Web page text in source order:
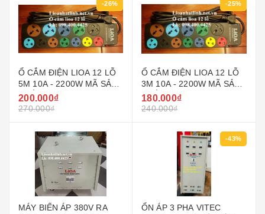
-26%
Ổ CẮM ĐIỆN LIOA 12 LỖ
5M 10A - 2200W MÃ SẢN
PHẨM 5D7SN5.2
200.000₫
270.000₫
-25%
Ổ CẮM ĐIỆN LIOA 12 LỖ
3M 10A - 2200W MÃ SẢN
PHẨM 5D7SN3.2
180.000₫
240.000₫
MÁY BIẾN ÁP 380V RA
-43%
ỔN ÁP 3 PHA VITEC